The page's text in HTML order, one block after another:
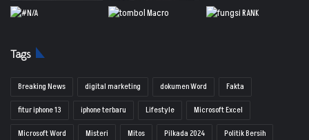
Tags
Breaking News digital marketing dokumen Word
Fakta
fitur iphone 13
iphone terbaru Lifestyle
Microsoft Excel
Microsoft Word
Misteri Mitos Pilkada 2024
Politik Bersih